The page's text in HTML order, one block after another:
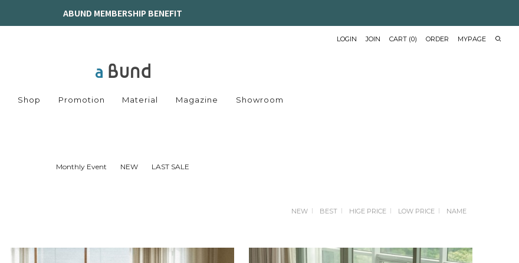
ABUND MEMBERSHIP BENEFIT
LOGIN JOIN CART (0) ORDER MYPAGE
Shop Promotion Material Magazine Showroom
Monthly Event NEW LAST SALE
NEW BEST HIGE PRICE LOW PRICE NAME